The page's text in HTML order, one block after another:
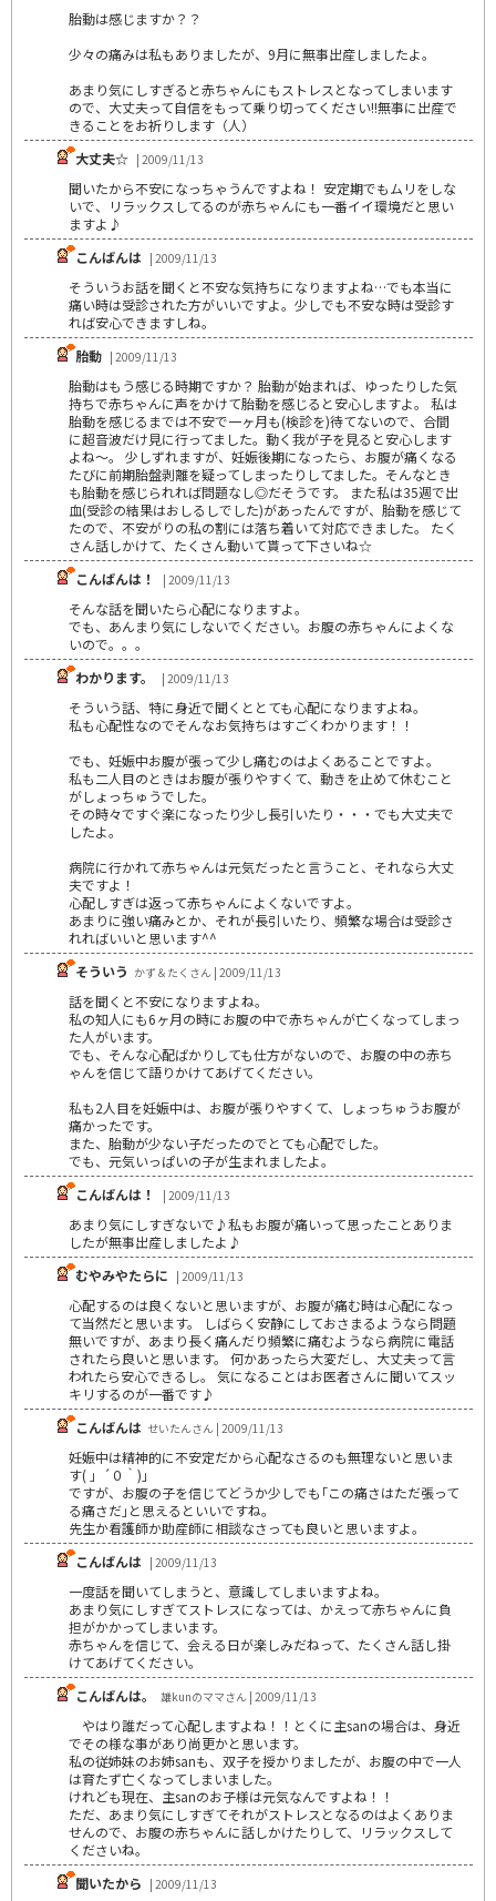
胎動は感じますか？？
少々の痛みは私もありましたが、9月に無事出産しましたよ。
あまり気にしすぎると赤ちゃんにもストレスとなってしまいます
ので、大丈夫って自信をもって乗り切ってください!!無事に出産で
きることをお祈りします（人）
大丈夫☆ | 2009/11/13
聞いたから不安になっちゃうんですよね！ 安定期でもムリをしな
いで、リラックスしてるのが赤ちゃんにも一番イイ環境だと思い
ますよ♪
こんばんは | 2009/11/13
そういうお話を聞くと不安な気持ちになりますよね…でも本当に
痛い時は受診された方がいいですよ。少しでも不安な時は受診す
れば安心できますしね。
胎動 | 2009/11/13
胎動はもう感じる時期ですか？ 胎動が始まれば、ゆったりした気
持ちで赤ちゃんに声をかけて胎動を感じると安心しますよ。 私は
胎動を感じるまでは不安で一ヶ月も(検診を)待てないので、合間
に超音波だけ見に行ってました。動く我が子を見ると安心します
よね～。 少しずれますが、妊娠後期になったら、お腹が痛くなる
たびに前期胎盤剥離を疑ってしまったりしてました。そんなとき
も胎動を感じられれば問題なし◎だそうです。 また私は35週で出
血(受診の結果はおしるしでした)があったんですが、胎動を感じて
たので、不安がりの私の割には落ち着いて対応できました。 たく
さん話しかけて、たくさん動いて貰って下さいね☆
こんばんは！
| 2009/11/13
そんな話を聞いたら心配になりますよ。
でも、あんまり気にしないでください。お腹の赤ちゃんによくな
いので。。。
わかります。
| 2009/11/13
そういう話、特に身近で聞くととても心配になりますよね。
私も心配性なのでそんなお気持ちはすごくわかります！！
でも、妊娠中お腹が張って少し痛むのはよくあることですよ。
私も二人目のときはお腹が張りやすくて、動きを止めて休むこと
がしょっちゅうでした。
その時々ですぐ楽になったり少し長引いたり・・・でも大丈夫で
したよ。
病院に行かれて赤ちゃんは元気だったと言うこと、それなら大丈
夫ですよ！
心配しすぎは返って赤ちゃんによくないですよ。
あまりに強い痛みとか、それが長引いたり、頻繁な場合は受診さ
れればいいと思います^^
そういう かず＆たくさん | 2009/11/13
話を聞くと不安になりますよね。
私の知人にも6ヶ月の時にお腹の中で赤ちゃんが亡くなってしまっ
た人がいます。
でも、そんな心配ばかりしても仕方がないので、お腹の中の赤ち
ゃんを信じて語りかけてあげてください。
私も2人目を妊娠中は、お腹が張りやすくて、しょっちゅうお腹が
痛かったです。
また、胎動が少ない子だったのでとても心配でした。
でも、元気いっぱいの子が生まれましたよ。
こんばんは！
| 2009/11/13
あまり気にしすぎないで♪私もお腹が痛いって思ったことありま
したが無事出産しましたよ♪
むやみやたらに | 2009/11/13
心配するのは良くないと思いますが、お腹が痛む時は心配になっ
て当然だと思います。 しばらく安静にしておさまるようなら問題
無いですが、あまり長く痛んだり頻繁に痛むようなら病院に電話
されたら良いと思います。 何かあったら大変だし、大丈夫って言
われたら安心できるし。 気になることはお医者さんに聞いてスッ
キリするのが一番です♪
こんばんは せいたんさん | 2009/11/13
妊娠中は精神的に不安定だから心配なさるのも無理ないと思いま
す( 」´０｀)」
ですが、お腹の子を信じてどうか少しでも｢この痛さはただ張って
る痛さだ｣と思えるといいですね。
先生か看護師か助産師に相談なさっても良いと思いますよ。
こんばんは | 2009/11/13
一度話を聞いてしまうと、意識してしまいますよね。
あまり気にしすぎてストレスになっては、かえって赤ちゃんに負
担がかかってしまいます。
赤ちゃんを信じて、会える日が楽しみだねって、たくさん話し掛
けてあげてください。
こんばんは。
雄kunのママさん | 2009/11/13
やはり誰だって心配しますよね！！とくに主sanの場合は、身近
でその様な事があり尚更かと思います。
私の従姉妹のお姉sanも、双子を授かりましたが、お腹の中で一人
は育たず亡くなってしまいました。
けれども現在、主sanのお子様は元気なんですよね！！
ただ、あまり気にしすぎてそれがストレスとなるのはよくありま
せんので、お腹の赤ちゃんに話しかけたりして、リラックスして
くださいね。
聞いたから | 2009/11/13